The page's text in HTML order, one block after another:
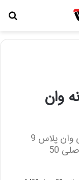
وان
جدیدترین اطلاعات منتشر شده از گوشی وان پلاس 9
نشان دهنده دوربین سه گانه با سنسور اصلی 50